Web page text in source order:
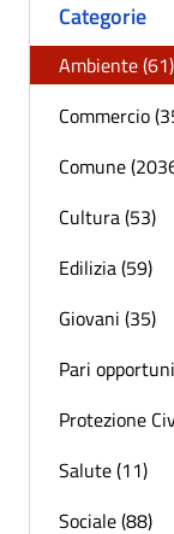
Categorie
Ambiente (61)
Commercio
Comune
Cultura (53)
Edilizia (59)
Giovani (35)
Pari
Protezione
Salute (11)
Sociale (88)